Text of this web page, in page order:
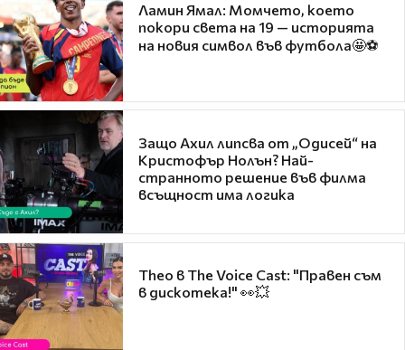
Ламин Ямал: Момчето, което
покори света на 19 — историята
на новия символ във футбола🤩⚽
Защо Ахил липсва от „Одисей“ на
Кристофър Нолън? Най-
странното решение във филма
всъщност има логика
Theo в The Voice Cast: "Правен съм
в дискотека!" 👀💥